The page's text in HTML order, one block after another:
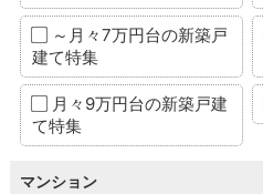
～月々7万円台の新築戸
建て特集
月々9万円台の新築戸建
て特集
マンション